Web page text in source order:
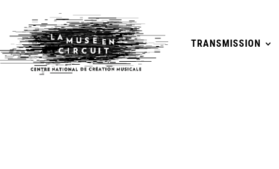
TRANSMISSION